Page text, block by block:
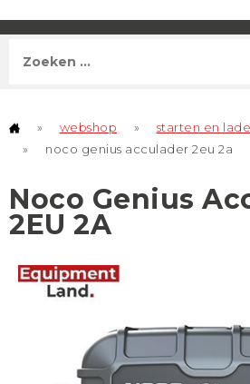
» webshop » starten en
»
noco genius acculader 2eu 2a
Noco Genius
2EU 2A